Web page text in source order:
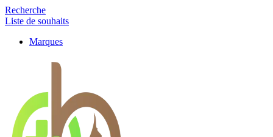
Recherche
Liste de souhaits
Marques